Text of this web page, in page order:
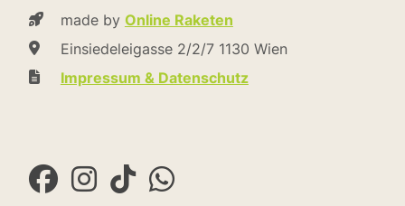
made by Online Raketen
Einsiedeleigasse 2/2/7 1130 Wien
Impressum & Datenschutz